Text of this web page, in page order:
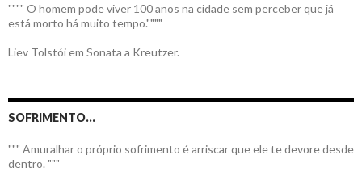
"""" O homem pode viver 100 anos na cidade sem perceber que já
está morto há muito tempo.""""
Liev Tolstói em Sonata a Kreutzer.
SOFRIMENTO…
""" Amuralhar o próprio sofrimento é arriscar que ele te devore desde
dentro. """